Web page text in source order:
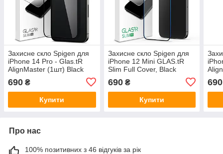
Захисне скло Spigen для
iPhone 14 Pro - Glas.tR
AlignMaster (1шт) Black
690 ₴
Купити
Захисне скло Spigen для
iPhone 12 Mini GLAS.tR
Slim Full Cover, Black
690₴
Купити
690
Про нас
100% позитивних з 46 відгуків за рік